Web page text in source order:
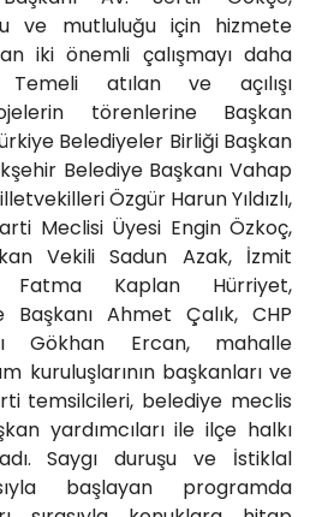
ve mutluluğu için hizmete
iki önemli çalışmayı daha
Temeli atılan ve açılışı
törenlerine Başkan
Belediyeler Birliği Başkan
Belediye Başkanı Vahap
Özgür Harun Yıldızlı,
Meclisi Üyesi Engin Özkoç,
Vekili Sadun Azak, İzmit
Fatma Kaplan Hürriyet,
Başkanı Ahmet Çalık, CHP
Gökhan Ercan, mahalle
kuruluşlarının başkanları ve
temsilcileri, belediye meclis
yardımcıları ile ilçe halkı
Saygı duruşu ve İstiklal
başlayan programda